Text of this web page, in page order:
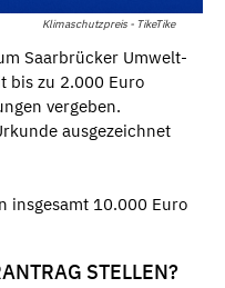
Klimaschutzpreis - TikeTike
Saarbrücker Umwelt-
bis zu 2.000 Euro
vergeben.
ausgezeichnet
insgesamt 10.000 Euro
STELLEN?